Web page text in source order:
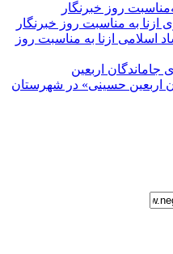
روز خبرنگار
ازنا به مناسبت روز خبرنگار
اسلامی ازنا به مناسبت روز
اربعین
اربعین حسینی» در شهرستان